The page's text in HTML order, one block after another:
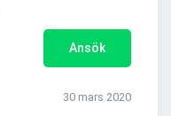
Ansök
30 mars 2020